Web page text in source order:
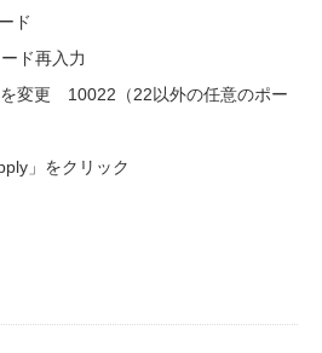
ド
ド再入力
変更 10022（22以外の任意のポー
」をクリック